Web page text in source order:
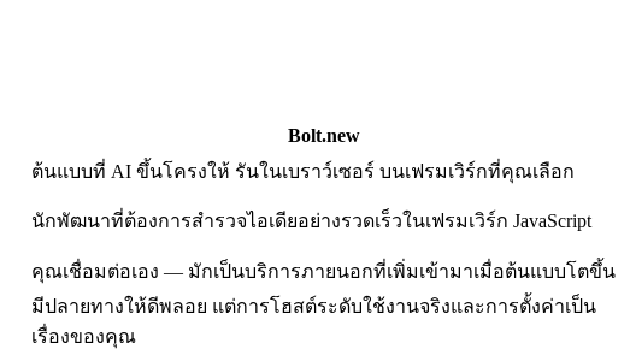
Bolt.new
ต้นแบบที่ AI ขึ้นโครงให้ รันในเบราว์เซอร์ บนเฟรมเวิร์กที่คุณเลือก
นักพัฒนาที่ต้องการสำรวจไอเดียอย่างรวดเร็วในเฟรมเวิร์ก JavaScript
คุณเชื่อมต่อเอง — มักเป็นบริการภายนอกที่เพิ่มเข้ามาเมื่อต้นแบบโตขึ้น
มีปลายทางให้ดีพลอย แต่การโฮสต์ระดับใช้งานจริงและการตั้งค่าเป็น
เรื่องของคุณ